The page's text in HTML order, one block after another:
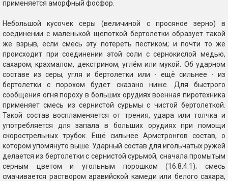
применяется аморфный фосфор.
Небольшой кусочек серы (величиной с просяное зерно) в
соединении с маленькой щепоткой бертолетки образует такой
же взрыв, если смесь эту потереть пестиком; и почти то же
происходит при соединении этой соли с сернокислой медью,
сахаром, крахмалом, декстрином, углём или мукой. Об ударном
составе из серы, угля и бертолетки или - ещё сильнее - из
бертолетки с порохом будет сказано ниже. Для быстрого
сообщения огня пороху в больших орудиях военная пиротехника
применяет смесь из сернистой сурьмы с чистой бертолеткой.
Такой состав воспламеняется от трения, удара или толчка и
употребляется для запала в больших орудиях при помощи
скорострельных трубок. Ещё сильнее Армстронгов состав, о
котором упомянуто выше. Ударный состав для игольчатых ружей
делается из бертолетки с сернистой сурьмой, сначала промытым
серным цветом и угольным порошком (16:8:4:1); смесь
смачивается раствором аравийской камеди или белого сахара,